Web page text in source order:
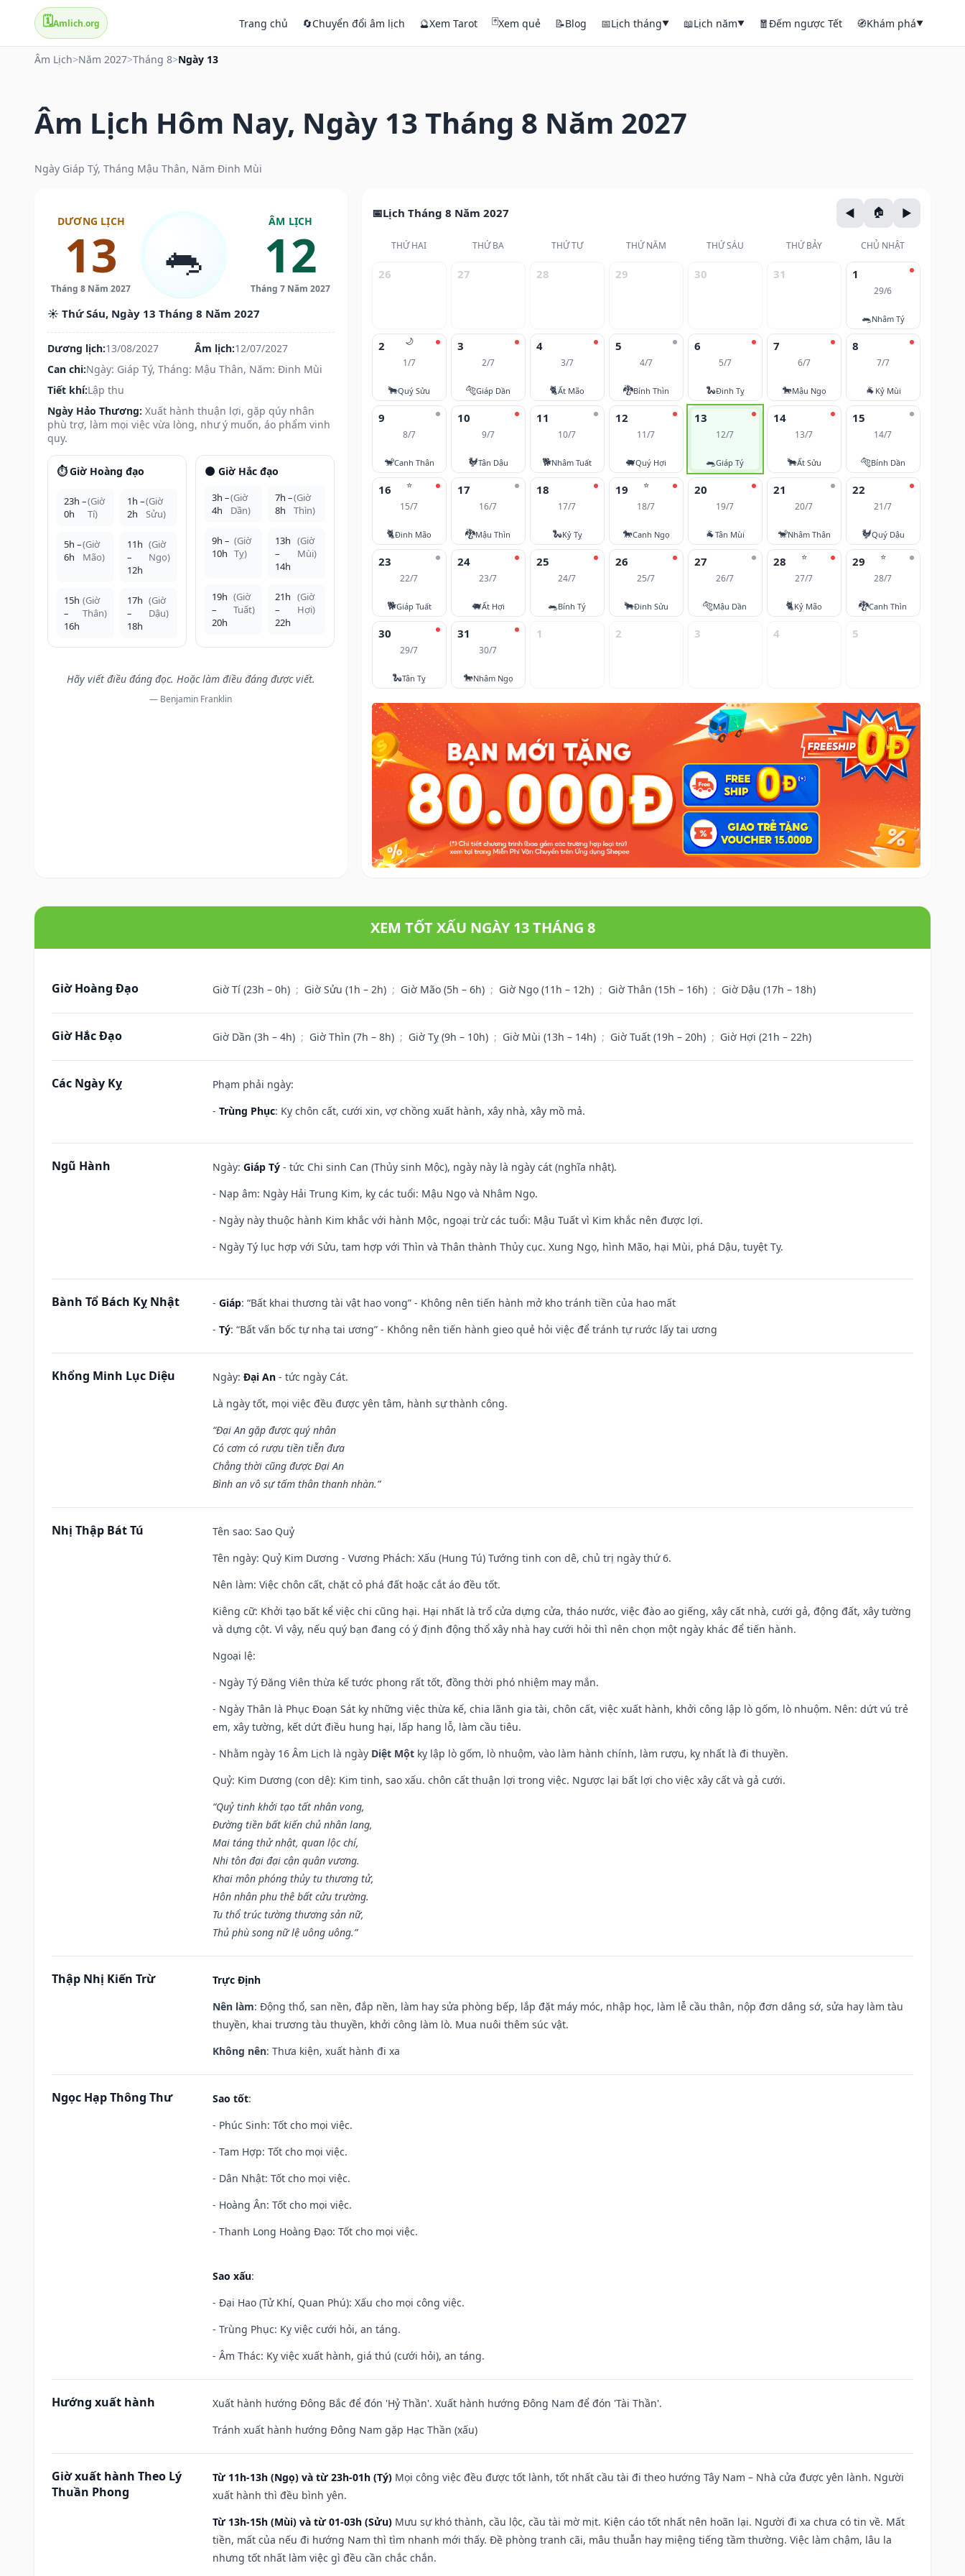
🗓️Amlich.org Trang chủ 🔄Chuyển đổi âm lịch 🔮Xem Tarot 🃏Xem quẻ 📝Blog 📅Lịch tháng▼ 📖Lịch năm▼ 🧧Đếm ngược Tết 🧭Khám phá▼
Âm Lịch>Năm 2027>Tháng 8>Ngày 13
Âm Lịch Hôm Nay, Ngày 13 Tháng 8 Năm 2027
Ngày Giáp Tý, Tháng Mậu Thân, Năm Đinh Mùi
DƯƠNG LỊCH
13
Tháng 8 Năm 2027
🐀
ÂM LỊCH
12
Tháng 7 Năm 2027
☀️ Thứ Sáu, Ngày 13 Tháng 8 Năm 2027
Dương lịch:13/08/2027 Âm lịch:12/07/2027
Can chi:Ngày: Giáp Tý, Tháng: Mậu Thân, Năm: Đinh Mùi
Tiết khí:Lập thu
Ngày Hảo Thương: Xuất hành thuận lợi, gặp qúy nhân
phù trợ, làm mọi việc vừa lòng, như ý muốn, áo phẩm vinh
quy.
⏱️ Giờ Hoàng đạo
23h –
0h
(Giờ
Tí)
1h –
2h
(Giờ
Sửu)
5h –
6h
(Giờ
Mão)
11h
–
12h
(Giờ
Ngọ)
15h
–
16h
(Giờ
Thân)
17h
–
18h
(Giờ
Dậu)
🌑 Giờ Hắc đạo
3h –
4h
(Giờ
Dần)
7h –
8h
(Giờ
Thìn)
9h –
10h
(Giờ
Tỵ)
13h
–
14h
(Giờ
Mùi)
19h
–
20h
(Giờ
Tuất)
21h
–
22h
(Giờ
Hợi)
Hãy viết điều đáng đọc. Hoặc làm điều đáng được viết.
— Benjamin Franklin
Lịch Tháng 8 Năm 2027
THỨ HAI THỨ BA THỨ TƯ THỨ NĂM THỨ SÁU THỨ BẢY CHỦ NHẬT
26 27 28 29 30 31 1
29/6
🐀Nhâm Tý
🌙
2
1/7
🐂Quý Sửu
3
2/7
🐅Giáp Dần
4
3/7
🐈Ất Mão
5
4/7
🐉Bính Thìn
6
5/7
🐍Đinh Tỵ
7
6/7
🐎Mậu Ngọ
8
7/7
🐐 Kỷ Mùi
9
8/7
🐒Canh Thân
10
9/7
🐓Tân Dậu
11
10/7
🐕Nhâm Tuất
12
11/7
🐖Quý Hợi
13
12/7
🐀Giáp Tý
14
13/7
🐂Ất Sửu
15
14/7
🐅Bính Dần
⭐
16
15/7
🐈Đinh Mão
17
16/7
🐉Mậu Thìn
18
17/7
🐍Kỷ Tỵ
⭐
19
18/7
🐎Canh Ngọ
20
19/7
🐐Tân Mùi
21
20/7
🐒Nhâm Thân
22
21/7
🐓Quý Dậu
23
22/7
🐕Giáp Tuất
24
23/7
🐖Ất Hợi
25
24/7
🐀Bính Tý
26
25/7
🐂Đinh Sửu
27
26/7
🐅Mậu Dần
⭐
28
27/7
🐈Kỷ Mão
⭐
29
28/7
🐉Canh Thìn
30
29/7
🐍Tân Tỵ
31
30/7
🐎Nhâm Ngọ
1 2 3 4 5
XEM TỐT XẤU NGÀY 13 THÁNG 8
Giờ Hoàng Đạo Giờ Tí (23h – 0h) ; Giờ Sửu (1h – 2h) ; Giờ Mão (5h – 6h) ; Giờ Ngọ (11h – 12h) ; Giờ Thân (15h – 16h) ; Giờ Dậu (17h – 18h)
Giờ Hắc Đạo Giờ Dần (3h – 4h) ; Giờ Thìn (7h – 8h) ; Giờ Tỵ (9h – 10h) ; Giờ Mùi (13h – 14h) ; Giờ Tuất (19h – 20h) ; Giờ Hợi (21h – 22h)
Các Ngày Kỵ
Phạm phải ngày:
- Trùng Phục: Kỵ chôn cất, cưới xin, vợ chồng xuất hành, xây nhà, xây mồ mả.
Ngũ Hành Ngày: Giáp Tý - tức Chi sinh Can (Thủy sinh Mộc), ngày này là ngày cát (nghĩa nhật).
- Nạp âm: Ngày Hải Trung Kim, kỵ các tuổi: Mậu Ngọ và Nhâm Ngọ.
- Ngày này thuộc hành Kim khắc với hành Mộc, ngoại trừ các tuổi: Mậu Tuất vì Kim khắc nên được lợi.
- Ngày Tý lục hợp với Sửu, tam hợp với Thìn và Thân thành Thủy cục. Xung Ngọ, hình Mão, hại Mùi, phá Dậu, tuyệt Tỵ.
Bành Tổ Bách Kỵ Nhật - Giáp: “Bất khai thương tài vật hao vong” - Không nên tiến hành mở kho tránh tiền của hao mất
- Tý: “Bất vấn bốc tự nhạ tai ương” - Không nên tiến hành gieo quẻ hỏi việc để tránh tự rước lấy tai ương
Khổng Minh Lục Diệu Ngày: Đại An - tức ngày Cát.
Là ngày tốt, mọi việc đều được yên tâm, hành sự thành công.
“Đại An gặp được quý nhân
Có cơm có rượu tiền tiễn đưa
Chẳng thời cũng được Đại An
Bình an vô sự tấm thân thanh nhàn.”
Nhị Thập Bát Tú Tên sao: Sao Quỷ
Tên ngày: Quỷ Kim Dương - Vương Phách: Xấu (Hung Tú) Tướng tinh con dê, chủ trị ngày thứ 6.
Nên làm: Việc chôn cất, chặt cỏ phá đất hoặc cắt áo đều tốt.
Kiêng cữ: Khởi tạo bất kể việc chi cũng hại. Hại nhất là trổ cửa dựng cửa, tháo nước, việc đào ao giếng, xây cất nhà, cưới gả, động đất, xây tường
và dựng cột. Vì vậy, nếu quý bạn đang có ý định động thổ xây nhà hay cưới hỏi thì nên chọn một ngày khác để tiến hành.
Ngoại lệ:
- Ngày Tý Đăng Viên thừa kế tước phong rất tốt, đồng thời phó nhiệm may mắn.
- Ngày Thân là Phục Đoạn Sát kỵ những việc thừa kế, chia lãnh gia tài, chôn cất, việc xuất hành, khởi công lập lò gốm, lò nhuộm. Nên: dứt vú trẻ
em, xây tường, kết dứt điều hung hại, lấp hang lỗ, làm cầu tiêu.
- Nhằm ngày 16 Âm Lịch là ngày Diệt Một kỵ lập lò gốm, lò nhuộm, vào làm hành chính, làm rượu, kỵ nhất là đi thuyền.
Quỷ: Kim Dương (con dê): Kim tinh, sao xấu. chôn cất thuận lợi trong việc. Ngược lại bất lợi cho việc xây cất và gả cưới.
“Quỷ tinh khởi tạo tất nhân vong,
Đường tiền bất kiến chủ nhân lang,
Mai táng thử nhật, quan lộc chí,
Nhi tôn đại đại cận quân vương.
Khai môn phóng thủy tu thương tử,
Hôn nhân phu thê bất cửu trường.
Tu thổ trúc tường thương sản nữ,
Thủ phù song nữ lệ uông uông.”
Thập Nhị Kiến Trừ
Trực Định
Nên làm: Động thổ, san nền, đắp nền, làm hay sửa phòng bếp, lắp đặt máy móc, nhập học, làm lễ cầu thân, nộp đơn dâng sớ, sửa hay làm tàu
thuyền, khai trương tàu thuyền, khởi công làm lò. Mua nuôi thêm súc vật.
Không nên: Thưa kiện, xuất hành đi xa
Ngọc Hạp Thông Thư Sao tốt:
- Phúc Sinh: Tốt cho mọi việc.
- Tam Hợp: Tốt cho mọi việc.
- Dân Nhật: Tốt cho mọi việc.
- Hoàng Ân: Tốt cho mọi việc.
- Thanh Long Hoàng Đạo: Tốt cho mọi việc.
Sao xấu:
- Đại Hao (Tử Khí, Quan Phú): Xấu cho mọi công việc.
- Trùng Phục: Kỵ việc cưới hỏi, an táng.
- Âm Thác: Kỵ việc xuất hành, giá thú (cưới hỏi), an táng.
Hướng xuất hành
Xuất hành hướng Đông Bắc để đón 'Hỷ Thần'. Xuất hành hướng Đông Nam để đón 'Tài Thần'.
Tránh xuất hành hướng Đông Nam gặp Hạc Thần (xấu)
Giờ xuất hành Theo Lý
Thuần Phong
Từ 11h-13h (Ngọ) và từ 23h-01h (Tý) Mọi công việc đều được tốt lành, tốt nhất cầu tài đi theo hướng Tây Nam – Nhà cửa được yên lành. Người
xuất hành thì đều bình yên.
Từ 13h-15h (Mùi) và từ 01-03h (Sửu) Mưu sự khó thành, cầu lộc, cầu tài mờ mịt. Kiện cáo tốt nhất nên hoãn lại. Người đi xa chưa có tin về. Mất
tiền, mất của nếu đi hướng Nam thì tìm nhanh mới thấy. Đề phòng tranh cãi, mâu thuẫn hay miệng tiếng tầm thường. Việc làm chậm, lâu la
nhưng tốt nhất làm việc gì đều cần chắc chắn.